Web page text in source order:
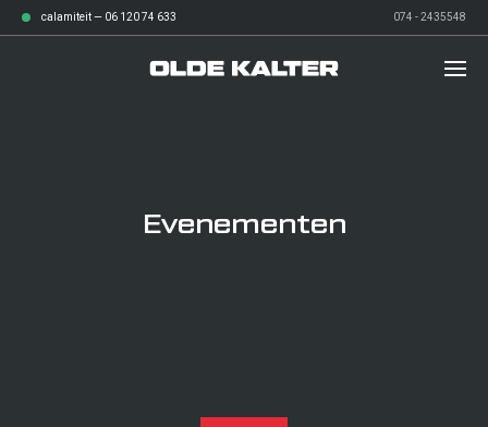
calamiteit — 06 120 74 633 074 - 2435548
Evenementen